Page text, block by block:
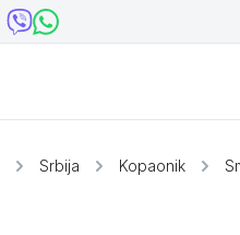
Srbija
Srbija Kopaonik